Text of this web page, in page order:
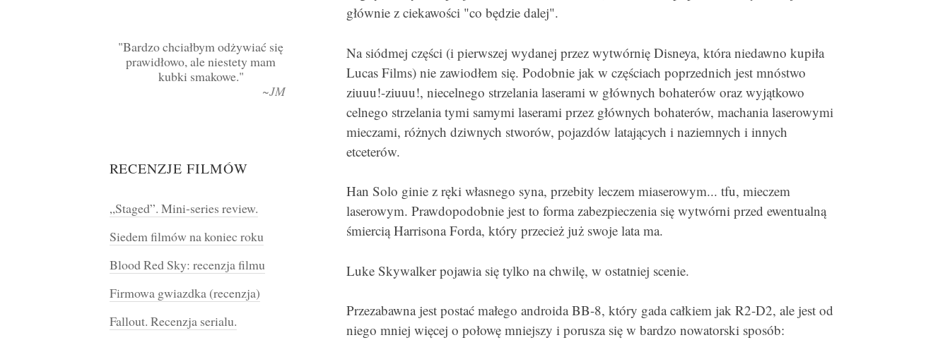
głównie z ciekawości "co będzie dalej".
Na siódmej części (i pierwszej wydanej przez wytwórnię Disneya, która niedawno kupiła
Lucas Films) nie zawiodłem się. Podobnie jak w częściach poprzednich jest mnóstwo
ziuuu!-ziuuu!, niecelnego strzelania laserami w głównych bohaterów oraz wyjątkowo
celnego strzelania tymi samymi laserami przez głównych bohaterów, machania laserowymi
mieczami, różnych dziwnych stworów, pojazdów latających i naziemnych i innych
etceterów.
Han Solo ginie z ręki własnego syna, przebity leczem miaserowym... tfu, mieczem
laserowym. Prawdopodobnie jest to forma zabezpieczenia się wytwórni przed ewentualną
śmiercią Harrisona Forda, który przecież już swoje lata ma.
Luke Skywalker pojawia się tylko na chwilę, w ostatniej scenie.
Przezabawna jest postać małego androida BB-8, który gada całkiem jak R2-D2, ale jest od
niego mniej więcej o połowę mniejszy i porusza się w bardzo nowatorski sposób:
Bardzo chciałbym odżywiać się
prawidłowo, ale niestety mam
kubki smakowe.
~JM
RECENZJE FILMÓW
„Staged”. Mini-series review.
Siedem filmów na koniec roku
Blood Red Sky: recenzja filmu
Firmowa gwiazdka (recenzja)
Fallout. Recenzja serialu.